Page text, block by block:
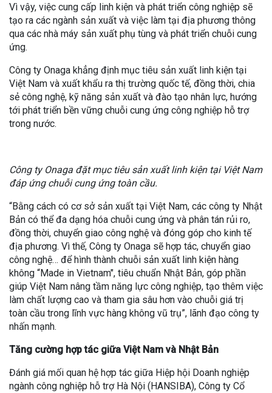
Vì vậy, việc cung cấp linh kiện và phát triển công nghiệp sẽ
tạo ra các ngành sản xuất và việc làm tại địa phương thông
qua các nhà máy sản xuất phụ tùng và phát triển chuỗi cung
ứng.
Công ty Onaga khẳng định mục tiêu sản xuất linh kiện tại
Việt Nam và xuất khẩu ra thị trường quốc tế, đồng thời, chia
sẻ công nghệ, kỹ năng sản xuất và đào tạo nhân lực, hướng
tới phát triển bền vững chuỗi cung ứng công nghiệp hỗ trợ
trong nước.
Công ty Onaga đặt mục tiêu sản xuất linh kiện tại Việt Nam
đáp ứng chuỗi cung ứng toàn cầu.
“Bằng cách có cơ sở sản xuất tại Việt Nam, các công ty Nhật
Bản có thể đa dạng hóa chuỗi cung ứng và phân tán rủi ro,
đồng thời, chuyển giao công nghệ và đóng góp cho kinh tế
địa phương. Vì thế, Công ty Onaga sẽ hợp tác, chuyển giao
công nghệ… để hình thành chuỗi sản xuất linh kiện hàng
không “Made in Vietnam", tiêu chuẩn Nhật Bản, góp phần
giúp Việt Nam nâng tầm năng lực công nghiệp, tạo thêm việc
làm chất lượng cao và tham gia sâu hơn vào chuỗi giá trị
toàn cầu trong lĩnh vực hàng không vũ trụ”, lãnh đạo công ty
nhấn mạnh.
Tăng cường hợp tác giữa Việt Nam và Nhật Bản
Đánh giá mối quan hệ hợp tác giữa Hiệp hội Doanh nghiệp
ngành công nghiệp hỗ trợ Hà Nội (HANSIBA), Công ty Cổ